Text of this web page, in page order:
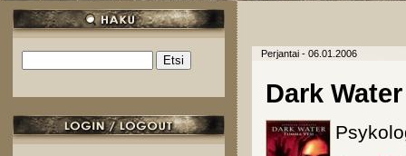
Hakulomake
Perjantai - 06.01.2006
Dark